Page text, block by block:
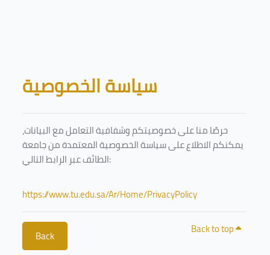
Blocks
سياسة الخصوصية
حرصًا منا على خصوصيتكم وشفافية التعامل مع البيانات،
يمكنكم الاطلاع على سياسة الخصوصية المعتمدة من جامعة
الطائف عبر الرابط التالي:
https://www.tu.edu.sa/Ar/Home/PrivacyPolicy
Back Back to top